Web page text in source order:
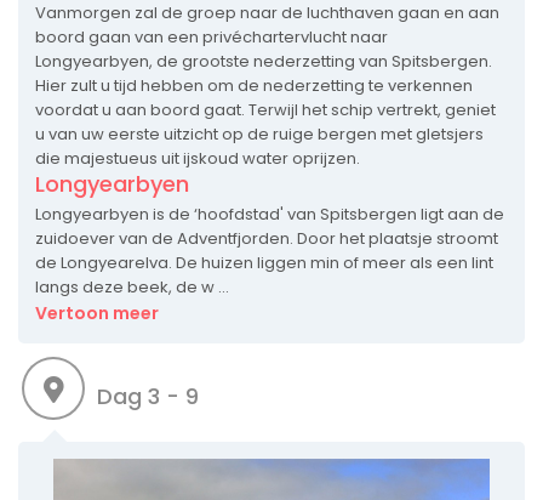
Vanmorgen zal de groep naar de luchthaven gaan en aan
boord gaan van een privéchartervlucht naar
Longyearbyen, de grootste nederzetting van Spitsbergen.
Hier zult u tijd hebben om de nederzetting te verkennen
voordat u aan boord gaat. Terwijl het schip vertrekt, geniet
u van uw eerste uitzicht op de ruige bergen met gletsjers
die majestueus uit ijskoud water oprijzen.
Longyearbyen
Longyearbyen is de ‘hoofdstad' van Spitsbergen ligt aan de
zuidoever van de Adventfjorden. Door het plaatsje stroomt
de Longyearelva. De huizen liggen min of meer als een lint
langs deze beek, de w ...
Vertoon meer
Dag 3 - 9